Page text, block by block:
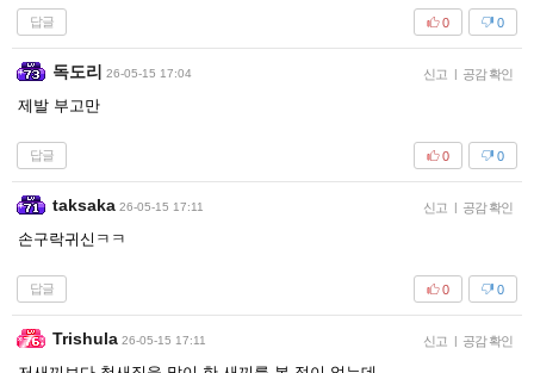
답글 0
0
독도리 26-05-15 17:04 신고 | 공감 확인
제발 부고만
답글 0
0
taksaka 26-05-15 17:11 신고 | 공감 확인
손구락귀신ㅋㅋ
답글 0
0
Trishula 26-05-15 17:11 신고 | 공감 확인